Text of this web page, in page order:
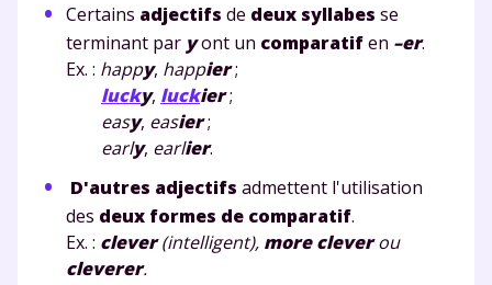
Certains adjectifs de deux syllabes se
terminant par yont un comparatifen –er.
Ex. : happy, happier;
lucky, luckier;
easy, easier;
early, earlier.
D'autres adjectifs admettent l'utilisation
des deux formes de comparatif.
Ex. : clever(intelligent), more cleverou
cleverer.